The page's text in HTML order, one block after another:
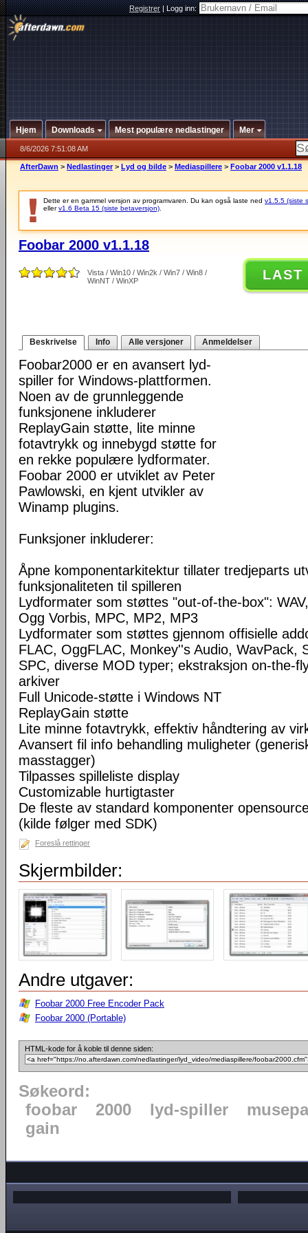
Registrer|Logg inn:
Hjem Downloads Mest populære nedlastinger Mer
8/6/2026 7:51:08 AM
AfterDawn > Nedlastinger > Lyd og bilde > Mediaspillere > Foobar 2000 v1.1.18
Dette er en gammel versjon av programvaren. Du kan også laste ned v1.5.5 (siste
ellerv1.6 Beta 15 (siste betaversjon)
Foobar 2000 v1.1.18
Vista / Win10 / Win2k / Win7 / Win8 /
WinNT / WinXP
LAST
Beskrivelse Info Alle versjoner Anmeldelser
Foobar2000 er en avansert lyd-
spiller for Windows-plattformen.
Noen av de grunnleggende
funksjonene inkluderer
ReplayGain støtte, lite minne
fotavtrykk og innebygd støtte for
en rekke populære lydformater.
Foobar 2000 er utviklet av Peter
Pawlowski, en kjent utvikler av
Winamp plugins.
Funksjoner inkluderer:
Åpne komponentarkitektur tillater tredjeparts
funksjonaliteten til spilleren
Lydformater som støttes "out-of-the-box":
Ogg Vorbis, MPC, MP2, MP3
Lydformater som støttes gjennom offisielle
FLAC, OggFLAC, Monkey''s Audio, WavPack,
SPC, diverse MOD typer; ekstraksjon on-the-
arkiver
Full Unicode-støtte i Windows NT
ReplayGain støtte
Lite minne fotavtrykk, effektiv håndtering av
Avansert fil info behandling muligheter
masstagger)
Tilpasses spilleliste display
Customizable hurtigtaster
De fleste av standard komponenter
(kilde følger med SDK)
Foreslå rettinger
Skjermbilder:
Andre utgaver:
Foobar 2000 Free Encoder Pack
Foobar 2000 (Portable)
HTML-kode for å koble til denne siden:
Søkeord:
foobar
2000 lyd-spiller
gain